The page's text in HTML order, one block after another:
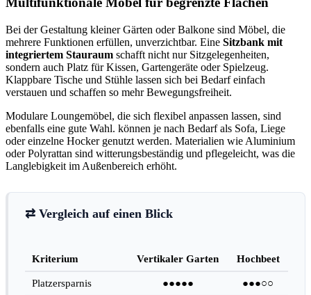
Bei der Gestaltung kleiner Gärten oder Balkone sind Möbel, die
mehrere Funktionen erfüllen, unverzichtbar. Eine Sitzbank mit
integriertem Stauraum schafft nicht nur Sitzgelegenheiten,
sondern auch Platz für Kissen, Gartengeräte oder Spielzeug.
Klappbare Tische und Stühle lassen sich bei Bedarf einfach
verstauen und schaffen so mehr Bewegungsfreiheit.
Modulare Loungemöbel, die sich flexibel anpassen lassen, sind
ebenfalls eine gute Wahl. können je nach Bedarf als Sofa, Liege
oder einzelne Hocker genutzt werden. Materialien wie Aluminium
oder Polyrattan sind witterungsbeständig und pflegeleicht, was die
Langlebigkeit im Außenbereich erhöht.
⇄ Vergleich auf einen Blick
Kriterium Vertikaler Garten Hochbeet
Platzersparnis ●●●●● ●●●○○